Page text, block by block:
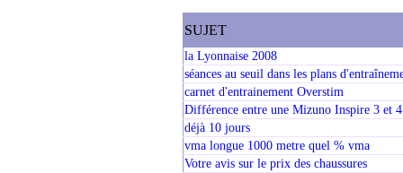
SUJET
la Lyonnaise 2008
séances au seuil dans les plans
carnet d'entrainement Overstim
Différence entre une Mizuno Inspire 3 et 4
déjà 10 jours
vma longue 1000 metre quel % vma
Votre avis sur le prix des chaussures